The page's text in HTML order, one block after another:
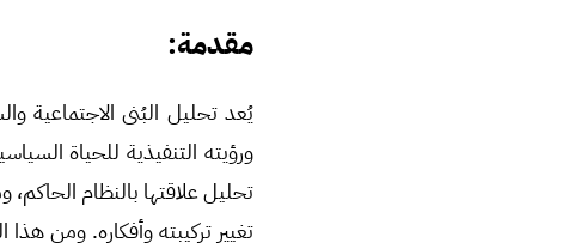
مقدمة:
يُعد تحليل البُنى الاجتماعية
ورؤيته التنفيذية للحياة
تحليل علاقتها بالنظام الحاكم،
تغيير تركيبته وأفكاره. ومن